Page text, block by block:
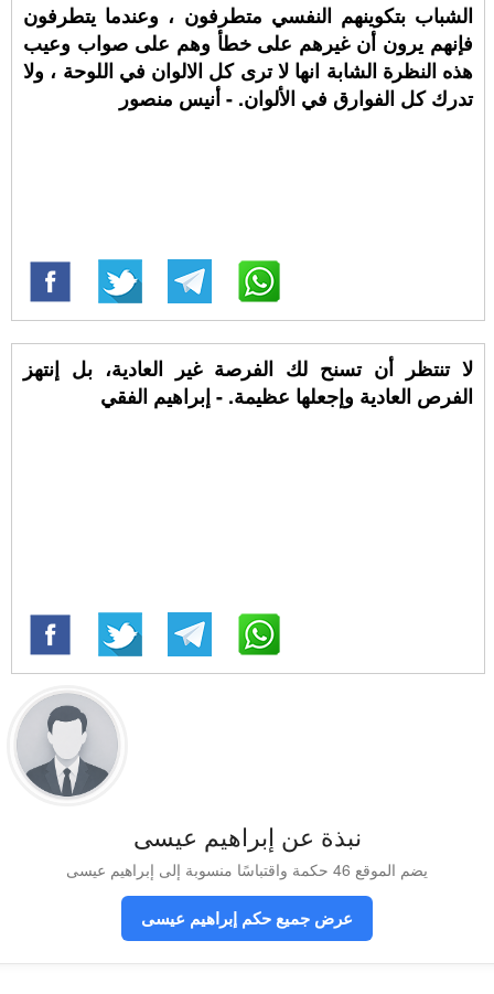
الشباب بتكوينهم النفسي متطرفون ، وعندما يتطرفون
فإنهم يرون أن غيرهم على خطأ وهم على صواب وعيب
هذه النظرة الشابة انها لا ترى كل الالوان في اللوحة ، ولا
تدرك كل الفوارق في الألوان. - أنيس منصور
لا تنتظر أن تسنح لك الفرصة غير العادية، بل إنتهز
الفرص العادية وإجعلها عظيمة. - إبراهيم الفقي
نبذة عن إبراهيم عيسى
يضم الموقع 46 حكمة واقتباسًا منسوبة إلى إبراهيم عيسى
عرض جميع حكم إبراهيم عيسى